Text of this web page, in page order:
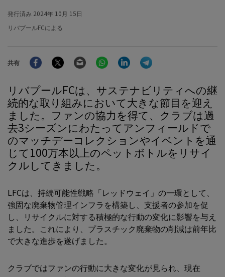
発行済み 2024年 10月 15日
リバプールFCによる
共有
FacebookTwitter Email WhatsAppLinkedIn
リバプールFCは、サステナビリティへの継
続的な取り組みにおいて大きな節目を迎え
ました。ファンの協力を得て、クラブは過
去3シーズンにわたってアンフィールドで
のマッチデーコレクションやイベントを通
じて100万本以上のペットボトルをリサイ
クルしてきました。
LFCは、持続可能性戦略「レッドウェイ」の一環として、
強固な廃棄物管理インフラを構築し、支援者の参加を促
し、リサイクルに対する積極的な行動の変化に影響を与え
ました。これにより、プラスチック廃棄物の削減は前年比
で大きな進歩を遂げました。
クラブではファンの行動に大きな変化が見られ、現在